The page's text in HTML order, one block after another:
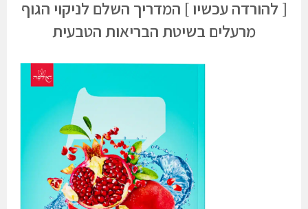
[ להורדה עכשיו ] המדריך השלם לניקוי הגוף
מרעלים בשיטת הבריאות הטבעית